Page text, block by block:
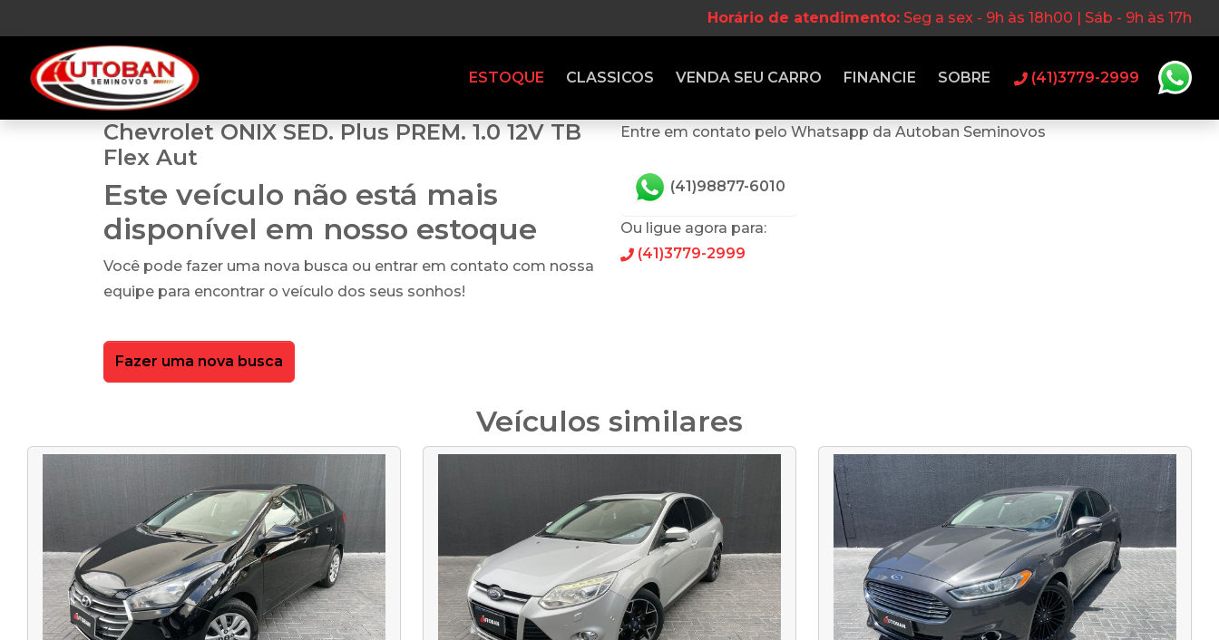
Horário de atendimento: Seg a sex - 9h às 18h00 | Sáb - 9h às 17h
ESTOQUE CLASSICOS VENDA SEU CARRO FINANCIE SOBRE (41)3779-2999
Chevrolet ONIX SED. Plus PREM. 1.0 12V TB
Flex Aut
Este veículo não está mais
disponível em nosso estoque
Você pode fazer uma nova busca ou entrar em contato com nossa
equipe para encontrar o veículo dos seus sonhos!
Fazer uma nova busca
Entre em contato pelo Whatsapp da Autoban Seminovos
(41)98877-6010
Ou ligue agora para:
(41)3779-2999
Veículos similares